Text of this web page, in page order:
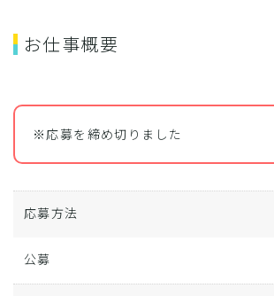
お仕事概要
※応募を締め切りました
応募方法
公募